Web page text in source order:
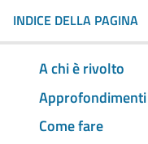
INDICE DELLA PAGINA
A chi è rivolto
Approfondimenti
Come fare